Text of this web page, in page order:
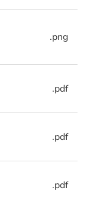
.png
.pdf
.pdf
.pdf